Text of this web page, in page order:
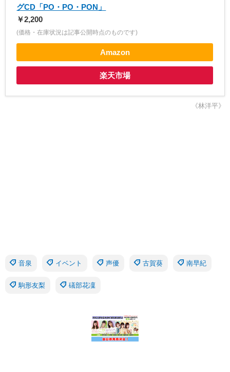
グCD「PO・PO・PON」
￥2,200
(価格・在庫状況は記事公開時点のものです)
Amazon
楽天市場
《林洋平》
音泉 イベント 声優 古賀葵 南早紀
駒形友梨 礒部花凜